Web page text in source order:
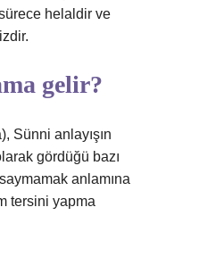
helaldir ve
gelir?
Sünni anlayışın
gördüğü bazı
anlamına
tersini yapma